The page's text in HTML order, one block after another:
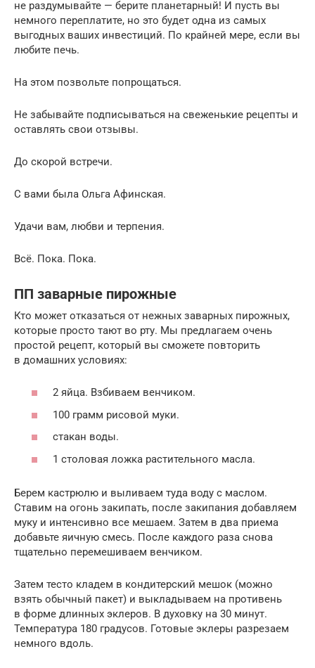
не раздумывайте — берите планетарный! И пусть вы
немного переплатите, но это будет одна из самых
выгодных ваших инвестиций. По крайней мере, если вы
любите печь.
На этом позвольте попрощаться.
Не забывайте подписываться на свеженькие рецепты и
оставлять свои отзывы.
До скорой встречи.
С вами была Ольга Афинская.
Удачи вам, любви и терпения.
Всё. Пока. Пока.
ПП заварные пирожные
Кто может отказаться от нежных заварных пирожных,
которые просто тают во рту. Мы предлагаем очень
простой рецепт, который вы сможете повторить
в домашних условиях:
2 яйца. Взбиваем венчиком.
100 грамм рисовой муки.
стакан воды.
1 столовая ложка растительного масла.
Берем кастрюлю и выливаем туда воду с маслом.
Ставим на огонь закипать, после закипания добавляем
муку и интенсивно все мешаем. Затем в два приема
добавьте яичную смесь. После каждого раза снова
тщательно перемешиваем венчиком.
Затем тесто кладем в кондитерский мешок (можно
взять обычный пакет) и выкладываем на противень
в форме длинных эклеров. В духовку на 30 минут.
Температура 180 градусов. Готовые эклеры разрезаем
немного вдоль.